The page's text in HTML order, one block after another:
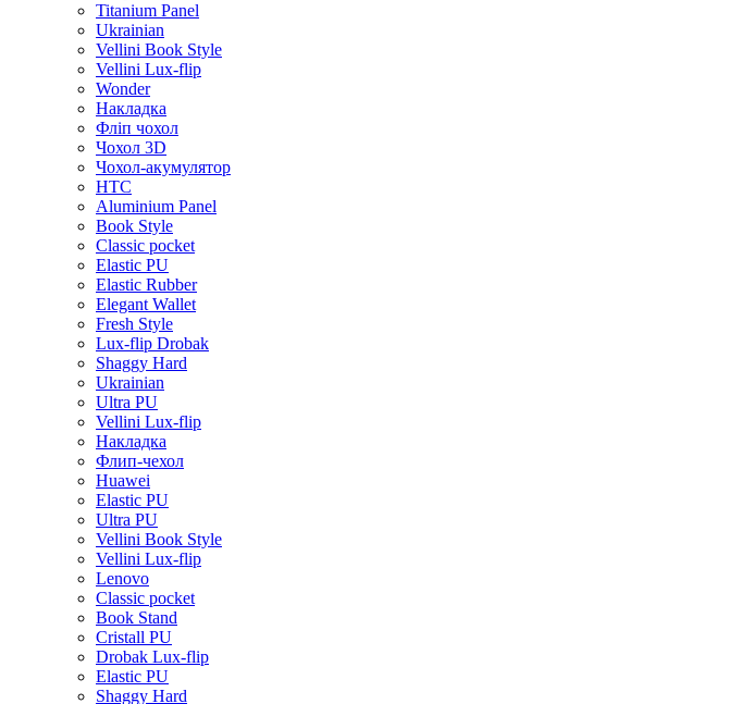
Titanium Panel
Ukrainian
Vellini Book Style
Vellini Lux-flip
Wonder
Накладка
Фліп чохол
Чохол 3D
Чохол-акумулятор
HTC
Aluminium Panel
Book Style
Classic pocket
Elastic PU
Elastic Rubber
Elegant Wallet
Fresh Style
Lux-flip Drobak
Shaggy Hard
Ukrainian
Ultra PU
Vellini Lux-flip
Накладка
Флип-чехол
Huawei
Elastic PU
Ultra PU
Vellini Book Style
Vellini Lux-flip
Lenovo
Classic pocket
Book Stand
Cristall PU
Drobak Lux-flip
Elastic PU
Shaggy Hard